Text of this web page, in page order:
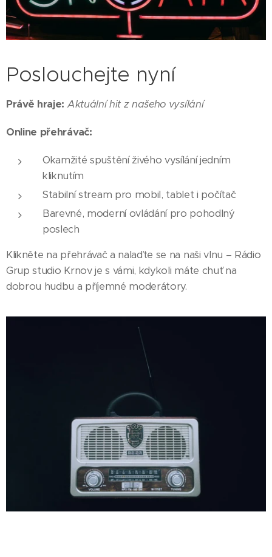
Poslouchejte nyní
Právě hraje: Aktuální hit z našeho vysílání
Online přehrávač:
Okamžité spuštění živého vysílání jedním
kliknutím
Stabilní stream pro mobil, tablet i počítač
Barevné, moderní ovládání pro pohodlný
poslech
Klikněte na přehrávač a nalaďte se na naši vlnu – Rádio
Grup studio Krnov je s vámi, kdykoli máte chuť na
dobrou hudbu a příjemné moderátory.